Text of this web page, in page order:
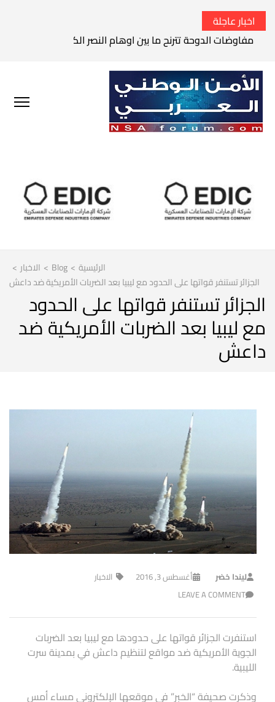
اخبار عاجلة
مفاوضات الدوحة تترنح ما بين اوهام النصر الكامل وواقع
الرئيسية >
Blog
> الاخبار >
الجزائر تستنفر قواتها على الحدود مع ليبيا بعد الضربات الأمريكية ضد داعش
الجزائر تستنفر قواتها على الحدود
مع ليبيا بعد الضربات الأمريكية ضد
داعش
ليندا خضر أغسطس 3, 2016
الاخبار
LEAVE A COMMENT
استنفرت الجزائر قواتها على حدودها مع ليبيا بعد الضربات
الجوية الأمريكية ضد مواقع لتنظيم داعش في بمدينة سرت
الليبية.
وذكرت صحيفة “الخبر” في موقعها الإلكتروني مساء أمس